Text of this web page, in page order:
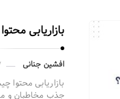
بازاریابی
افشین جنانی ۷
بازاریابی محتوا
جذب مخاطبان و